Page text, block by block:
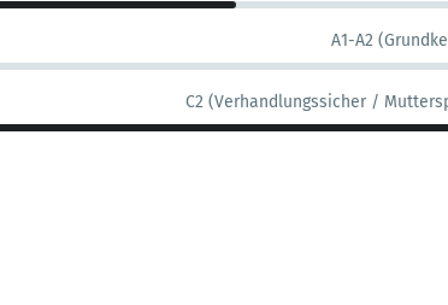
A1-A2
C2 (Verhandlungssicher /